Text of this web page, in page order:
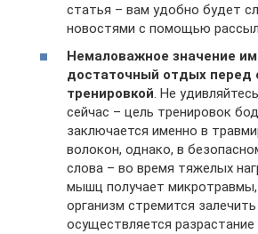
статья – вам удобно будет
новостями с помощью
Немаловажное значение
достаточный отдых
тренировкой. Не
сейчас – цель тренировок
заключается именно в
волокон, однако, в
слова – во время тяжелых
мышц получает
организм стремится
осуществляется